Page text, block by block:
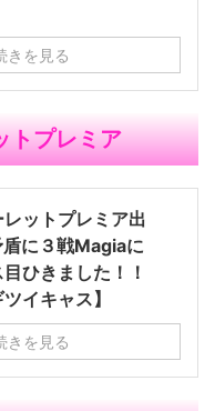
きを見る
トプレミア
ットプレミア出
に３戦Magiaに
ひきました！！
イキャス】
きを見る